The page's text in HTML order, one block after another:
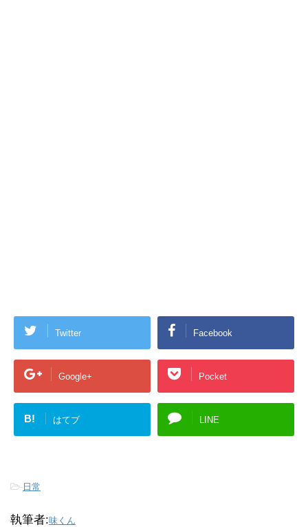
Twitter Facebook
Google+ Pocket
B! はてブ LINE
- 日常
執筆者:味くん